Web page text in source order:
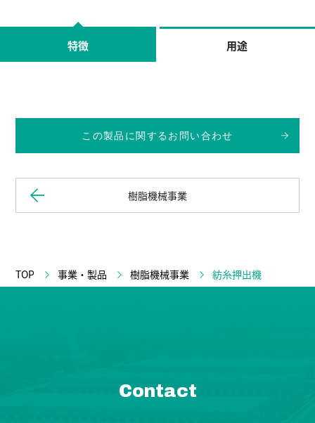
特徴 用途
この製品に関するお問い合わせ
樹脂機械事業
TOP 事業・製品 樹脂機械事業 紡糸押出機
Contact